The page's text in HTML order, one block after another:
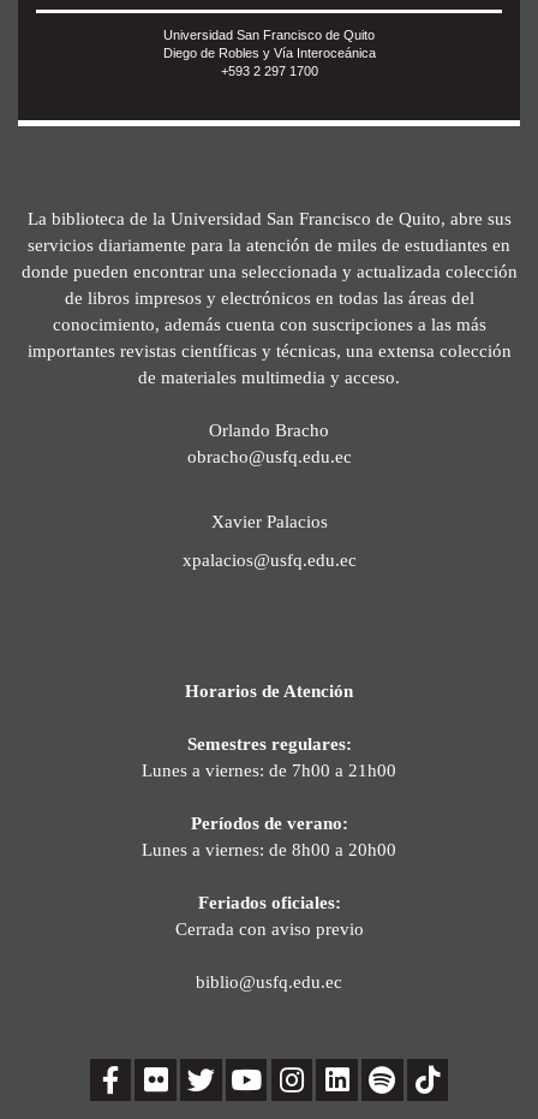
Universidad San Francisco de Quito
Diego de Robles y Vía Interoceánica
+593 2 297 1700
La biblioteca de la Universidad San Francisco de Quito, abre sus
servicios diariamente para la atención de miles de estudiantes en
donde pueden encontrar una seleccionada y actualizada colección
de libros impresos y electrónicos en todas las áreas del
conocimiento, además cuenta con suscripciones a las más
importantes revistas científicas y técnicas, una extensa colección
de materiales multimedia y acceso.
Orlando Bracho
obracho@usfq.edu.ec
Xavier Palacios
xpalacios@usfq.edu.ec
Horarios de Atención
Semestres regulares:
Lunes a viernes: de 7h00 a 21h00
Períodos de verano:
Lunes a viernes: de 8h00 a 20h00
Feriados oficiales:
Cerrada con aviso previo
biblio@usfq.edu.ec